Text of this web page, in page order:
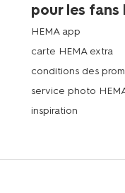
pour les fans
HEMA app
carte HEMA extra
conditions des
service photo
inspiration